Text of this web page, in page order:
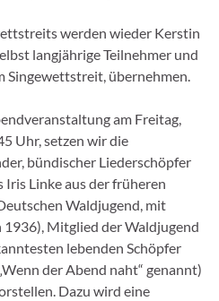
werden wieder Kerstin
langjährige Teilnehmer und
Singewettstreit, übernehmen.
am Freitag,
Uhr, setzen wir die
bündischer Liederschöpfer
Linke aus der früheren
Waldjugend, mit
1936), Mitglied der Waldjugend
lebenden Schöpfer
der Abend naht“ genannt)
Dazu wird eine